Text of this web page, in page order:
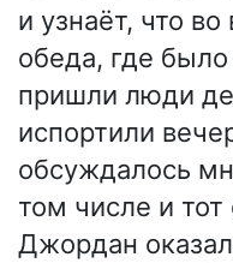
и узнаёт, что
обеда, где
пришли люди
испортили
обсуждалось
том числе и
Джордан